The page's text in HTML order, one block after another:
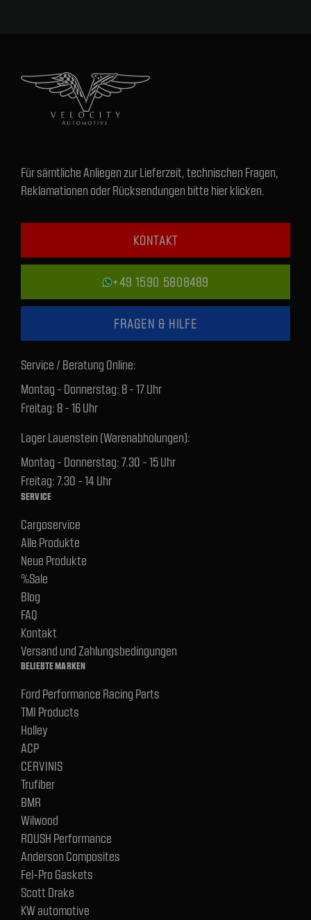
Für sämtliche Anliegen zur Lieferzeit, technischen Fragen,
Reklamationen oder Rücksendungen bitte hier klicken.
KONTAKT
+49 1590 5808489
FRAGEN & HILFE
Service / Beratung Online:
Montag - Donnerstag: 8 - 17 Uhr
Freitag: 8 - 16 Uhr
Lager Lauenstein (Warenabholungen):
Montag - Donnerstag: 7.30 - 15 Uhr
Freitag: 7.30 - 14 Uhr
SERVICE
Cargoservice
Alle Produkte
Neue Produkte
%Sale
Blog
FAQ
Kontakt
Versand und Zahlungsbedingungen
BELIEBTE MARKEN
Ford Performance Racing Parts
TMI Products
Holley
ACP
CERVINIS
Trufiber
BMR
Wilwood
ROUSH Performance
Anderson Composites
Fel-Pro Gaskets
Scott Drake
KW automotive